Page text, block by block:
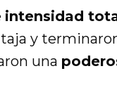
intensidad
y
una